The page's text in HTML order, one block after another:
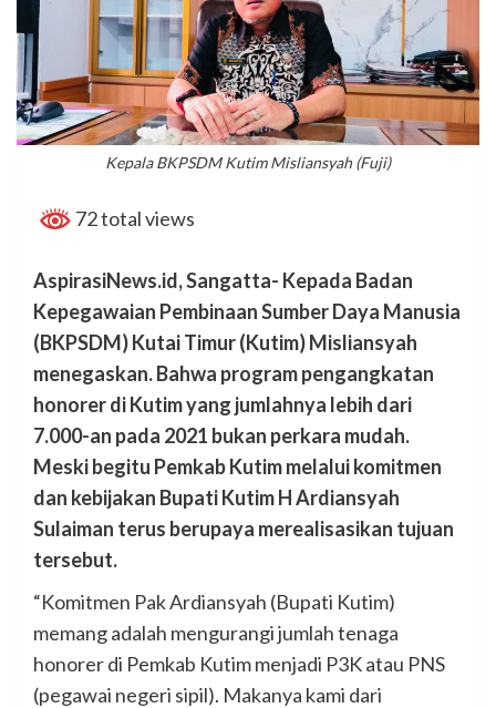
Kepala BKPSDM Kutim Misliansyah (Fuji)
72 total views
AspirasiNews.id, Sangatta- Kepada Badan
Kepegawaian Pembinaan Sumber Daya Manusia
(BKPSDM) Kutai Timur (Kutim) Misliansyah
menegaskan. Bahwa program pengangkatan
honorer di Kutim yang jumlahnya lebih dari
7.000-an pada 2021 bukan perkara mudah.
Meski begitu Pemkab Kutim melalui komitmen
dan kebijakan Bupati Kutim H Ardiansyah
Sulaiman terus berupaya merealisasikan tujuan
tersebut.
“Komitmen Pak Ardiansyah (Bupati Kutim)
memang adalah mengurangi jumlah tenaga
honorer di Pemkab Kutim menjadi P3K atau PNS
(pegawai negeri sipil). Makanya kami dari